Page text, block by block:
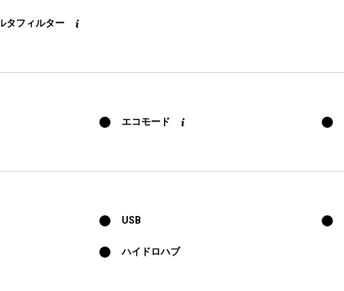
タフィルター
エコモード
USB
ハイドロハブ